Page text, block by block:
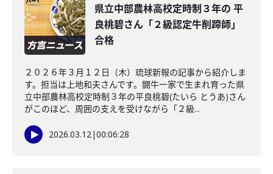
県立中部農林高校定時制３年の 平
良桃碧さん「２級認定牛削蹄師」
合格
２０２６年３月１２日（木）琉球新報の記事から紹介しま
す。担当は上地和夫さんです。闘牛一家で生まれ育った県
立中部農林高校定時制３年の平良桃碧(たいら とうあ)さん
がこのほど、周囲の支えを受けながら「２級...
2026.03.12|00:06:28